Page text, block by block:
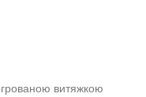
витяжкою